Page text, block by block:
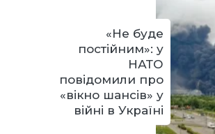
«Не буде
постійним»: у
НАТО
повідомили про
«вікно шансів» у
війні в Україні